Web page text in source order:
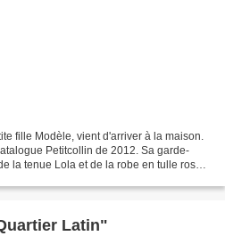
fille Modèle, vient d'arriver à la maison.
Petitcollin de 2012. Sa garde-
la tenue Lola et de la robe en tulle rose
Latin"